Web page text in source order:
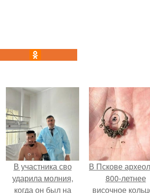
В участника сво
ударила молния,
когда он был на
В Пскове
800-летнее
височное